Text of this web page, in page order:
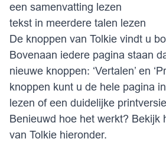
een samenvatting lezen
tekst in meerdere talen lezen
De knoppen van Tolkie vindt u
Bovenaan iedere pagina staan
nieuwe knoppen: ‘Vertalen’ en
knoppen kunt u de hele pagina
lezen of een duidelijke
Benieuwd hoe het werkt? Bekijk
van Tolkie hieronder.